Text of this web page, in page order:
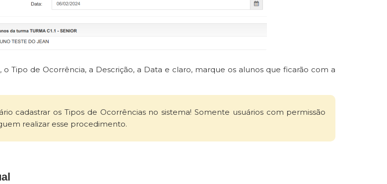
o Tipo de Ocorrência, a Descrição, a Data e claro, marque os alunos que ficarão com a
cadastrar os Tipos de Ocorrências no sistema! Somente usuários com permissão
realizar esse procedimento.